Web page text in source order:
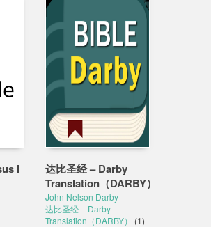
I
达比圣经 – Darby
Translation（DARBY）
John Nelson Darby
达比圣经 – Darby
Translation（DARBY） (1)